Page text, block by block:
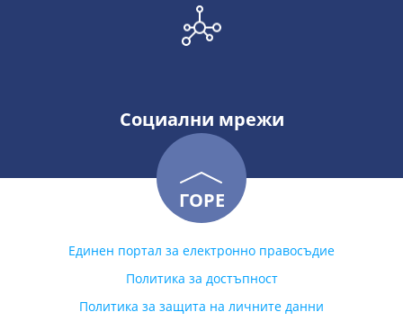
Социални мрежи
ГОРЕ
Единен портал за електронно правосъдие
Политика за достъпност
Политика за защита на личните данни